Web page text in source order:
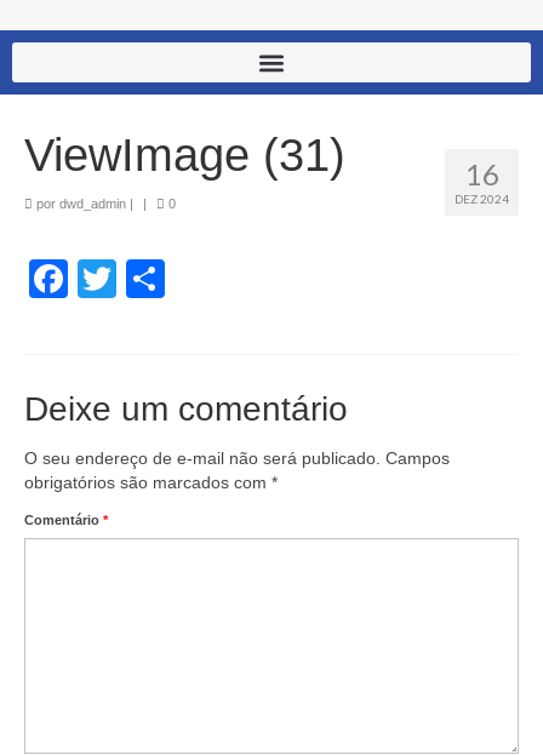
16
DEZ 2024
ViewImage (31)
por dwd_admin 0
Facebook
Twitter
Deixe um comentário
O seu endereço de e-mail não será publicado. Campos
obrigatórios são marcados com *
Comentário *